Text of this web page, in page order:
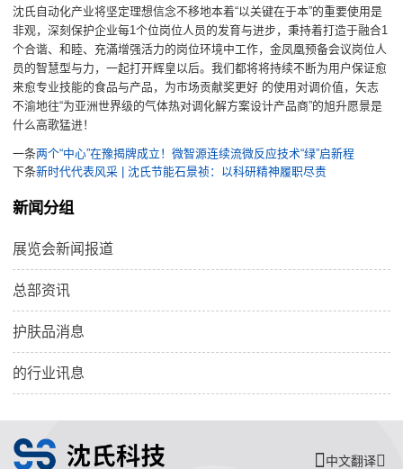
沈氏自动化产业将坚定理想信念不移地本着“以关键在于本”的重要使用是
非观，深刻保护企业每1个位岗位人员的发育与进步，秉持着打造于融合1
个合谐、和睦、充滿增强活力的岗位环境中工作，金凤凰预备会议岗位人
员的智慧型与力，一起打开辉皇以后。我们都将将持续不断为用户保证愈
来愈专业技能的食品与产品，为市场贡献奖更好 的使用对调价值，矢志
不渝地往“为亚洲世界级的气体热对调化解方案设计产品商”的旭升愿景是
什么高歌猛进！
一条两个“中心”在豫揭牌成立！微智源连续流微反应技术“绿”启新程
下条新时代代表风采 | 沈氏节能石景祯：以科研精神履职尽责
新闻分组
展览会新闻报道
总部资讯
护肤品消息
的行业讯息
中文翻译